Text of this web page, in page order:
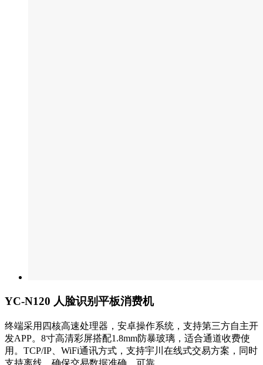
YC-N120 人脸识别平板消费机
终端采用四核高速处理器，安卓操作系统，支持第三方自主开
发APP。8寸高清彩屏搭配1.8mm防暴玻璃，适合通道收费使
用。TCP/IP、WiFi通讯方式，支持宇川在线式交易方案，同时
支持离线，确保交易数据准确、可靠。